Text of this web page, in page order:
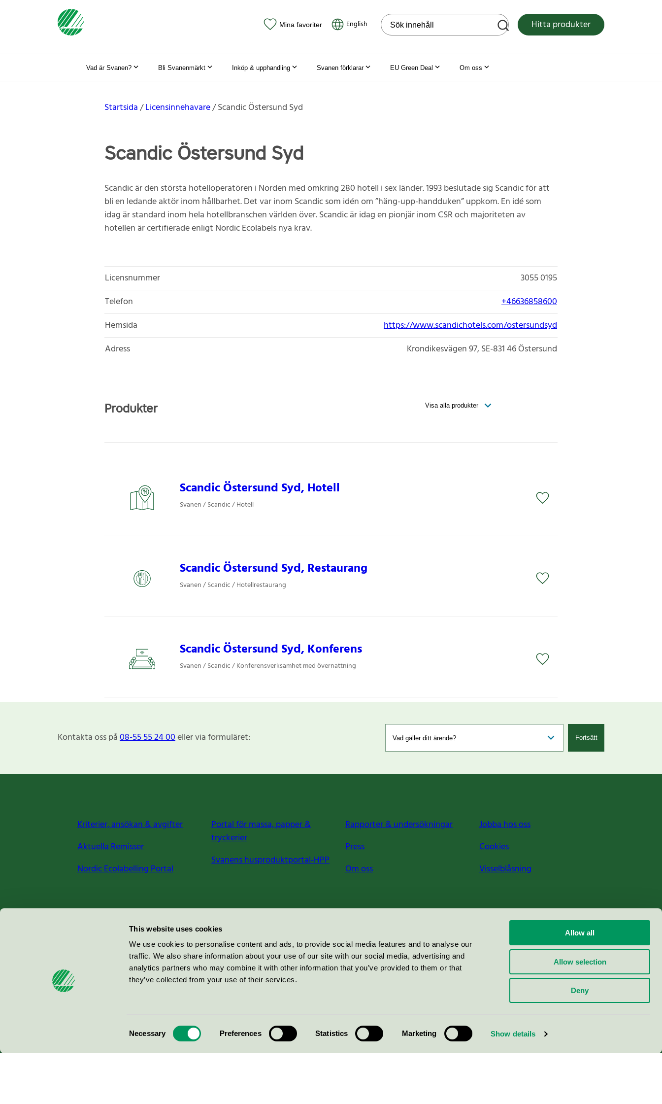
This website uses cookies
We use cookies to personalise content and ads, to provide social media features and to analyse our
traffic. We also share information about your use of our site with our social media, advertising and
analytics partners who may combine it with other information that you’ve provided to them or that
they’ve collected from your use of their services.
Necessary Preferences Statistics Marketing Show details
Allow all
Allow selection
Deny
Mina favoriter English Sök på webbplatsen Hitta produkter
Vad är Svanen? Bli Svanenmärkt Inköp & upphandling Svanen förklarar EU Green Deal Om oss
Startsida Licensinnehavare Scandic Östersund Syd
Scandic Östersund Syd
Scandic är den största hotelloperatören i Norden med omkring 280 hotell i sex länder. 1993 beslutade sig Scandic för att
bli en ledande aktör inom hållbarhet. Det var inom Scandic som idén om ”häng-upp-handduken” uppkom. En idé som
idag är standard inom hela hotellbranschen världen över. Scandic är idag en pionjär inom CSR och majoriteten av
hotellen är certifierade enligt Nordic Ecolabels nya krav.
Licensnummer
3055 0195
Telefon
+46636858600
Hemsida
https://www.scandichotels.com/ostersundsyd
Adress
Krondikesvägen 97 SE-831 46Östersund
Produkter
Scandic Östersund Syd, Hotell
Svanen / Scandic / Hotell
Scandic Östersund Syd, Restaurang
Svanen / Scandic / Hotellrestaurang
Scandic Östersund Syd, Konferens
Svanen / Scandic / Konferensverksamhet med övernattning
Kontakta oss på08-55 55 24 00eller via formuläret: Fortsätt
Kriterier, ansökan & avgifter
Aktuella Remisser
Nordic Ecolabelling Portal
Portal för massa, papper &
tryckerier
Svanens husproduktportal-HPP
Rapporter & undersökningar
Press
Om oss
Jobba hos oss
Cookies
Visselblåsning
Miljömärkning Sverige AB
100 64